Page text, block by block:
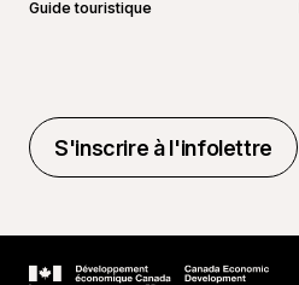
Guide touristique
S'inscrire à l'infolettre
S'inscrire à l'infolettre